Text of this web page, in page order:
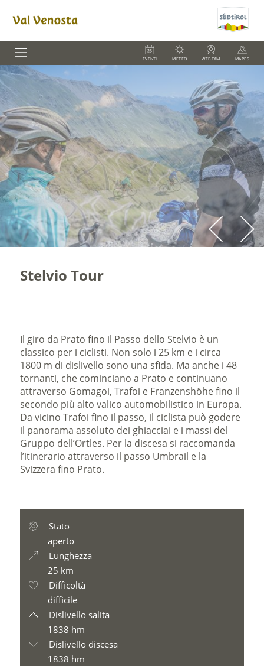
EVENTI METEO WEBCAM MAPPS
Stelvio Tour
Il giro da Prato fino il Passo dello Stelvio è un
classico per i ciclisti. Non solo i 25 km e i circa
1800 m di dislivello sono una sfida. Ma anche i 48
tornanti, che cominciano a Prato e continuano
attraverso Gomagoi, Trafoi e Franzenshöhe fino il
secondo più alto valico automobilistico in Europa.
Da vicino Trafoi fino il passo, il ciclista può godere
il panorama assoluto dei ghiacciai e i massi del
Gruppo dell’Ortles. Per la discesa si raccomanda
l’itinerario attraverso il passo Umbrail e la
Svizzera fino Prato.
Stato
aperto
Lunghezza
25 km
Difficoltà
difficile
Dislivello salita
1838 hm
Dislivello discesa
1838 hm